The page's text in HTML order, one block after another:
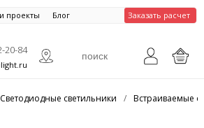
проекты Блог Заказать расчет
20-84
Светодиодные светильники / Встраиваемые